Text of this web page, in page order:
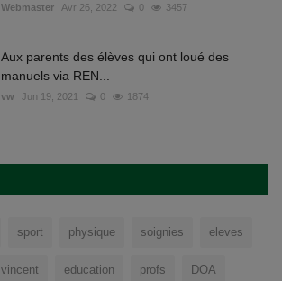
Webmaster Avr 26, 2022 0 3457
Aux parents des élèves qui ont loué des
manuels via REN...
vw Jun 19, 2021 0 1874
sport physique soignies eleves
vincent education profs DOA